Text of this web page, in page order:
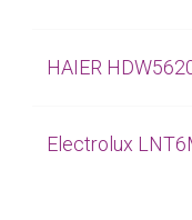
HAIER
Electrolux